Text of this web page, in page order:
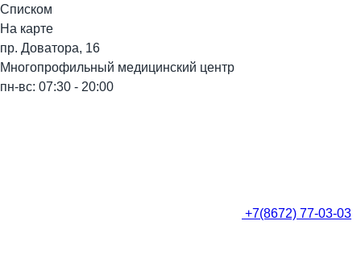
Списком
На карте
пр. Доватора, 16
Многопрофильный медицинский центр
пн-вс: 07:30 - 20:00
+7(8672) 77-03-03